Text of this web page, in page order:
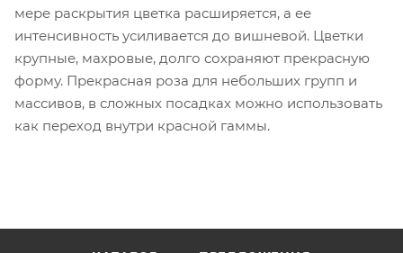
мере раскрытия цветка расширяется, а ее
интенсивность усиливается до вишневой. Цветки
крупные, махровые, долго сохраняют прекрасную
форму. Прекрасная роза для небольших групп и
массивов, в сложных посадках можно использовать
как переход внутри красной гаммы.